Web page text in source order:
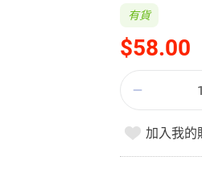
$58.00
有貨
加入我的